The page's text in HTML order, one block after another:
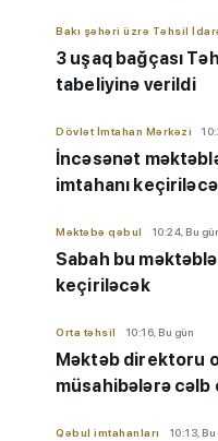
Bakı şəhəri üzrə Təhsil
3 uşaq bağçası
tabeliyinə verildi
Dövlət İmtahan Mərkəzi
İncəsənət
imtahanı
Məktəbə qəbul 10:24, Bu
Sabah bu
keçiriləcək
Orta təhsil 10:16, Bu gün
Məktəb direktoru
müsahibələrə cəlb
Qəbul imtahanları 10:13, Bu